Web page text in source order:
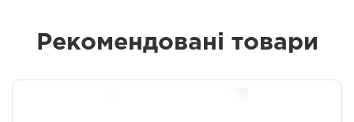
Рекомендовані товари